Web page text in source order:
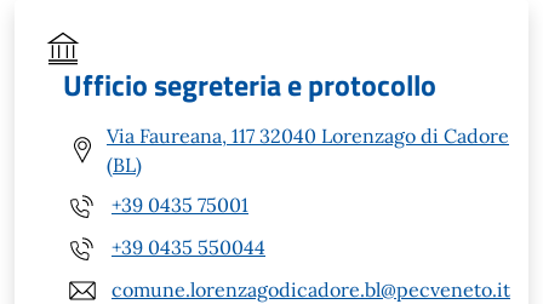
Ufficio segreteria e protocollo
Via Faureana, 117 32040 Lorenzago di Cadore
(BL)
+39 0435 75001
+39 0435 550044
comune.lorenzagodicadore.bl@pecveneto.it